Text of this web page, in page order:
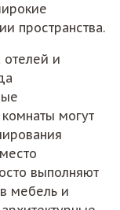
пространства.
отелей и
могут
выполняют
мебель и